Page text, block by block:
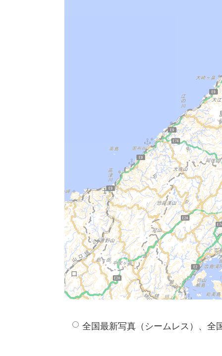
全国最新写真（シームレス）、全